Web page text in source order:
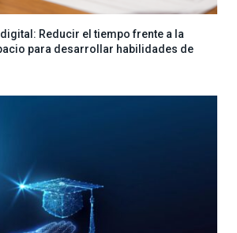
Reducir el tiempo frente a la
para desarrollar habilidades de